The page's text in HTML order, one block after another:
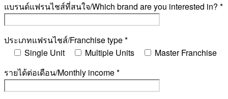
แบรนด์แฟรนไชส์ที่สนใจ/Which brand are you interested in? *
ประเภทแฟรนไชส์/Franchise type *
Single Unit
Multiple Units
Master Franchise
รายได้ต่อเดือน/Monthly income *